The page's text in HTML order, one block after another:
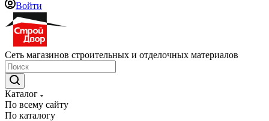
Войти
Сеть магазинов строительных и отделочных материалов
Каталог
По всему сайту
По каталогу